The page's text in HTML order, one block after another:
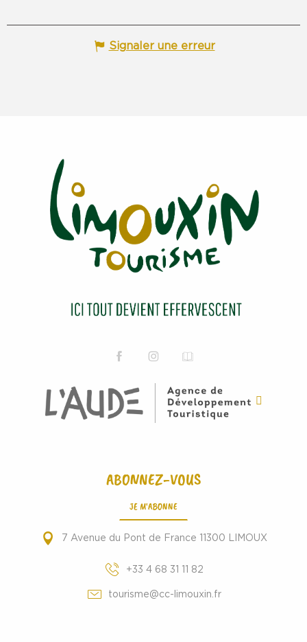
Signaler une erreur
ABONNEZ-VOUS
JE M'ABONNE
7 Avenue du Pont de France 11300 LIMOUX
+33 4 68 31 11 82
tourisme@cc-limouxin.fr